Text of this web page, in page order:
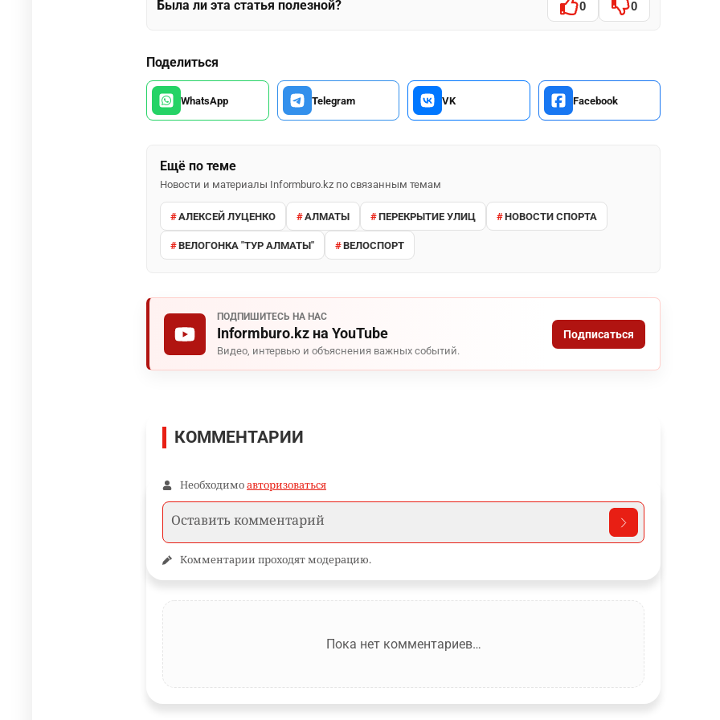
Была ли эта статья полезной? 0 0
Поделиться
WhatsApp Telegram VK Facebook
Ещё по теме
Новости и материалы Informburo.kz по связанным темам
АЛЕКСЕЙ ЛУЦЕНКО АЛМАТЫ ПЕРЕКРЫТИЕ УЛИЦ НОВОСТИ СПОРТА
ВЕЛОГОНКА "ТУР АЛМАТЫ" ВЕЛОСПОРТ
ПОДПИШИТЕСЬ НА НАС
Informburo.kz на YouTube
Видео, интервью и объяснения важных событий.
Подписаться
КОММЕНТАРИИ
Необходимоавторизоваться
Комментарии проходят модерацию.
Пока нет комментариев…